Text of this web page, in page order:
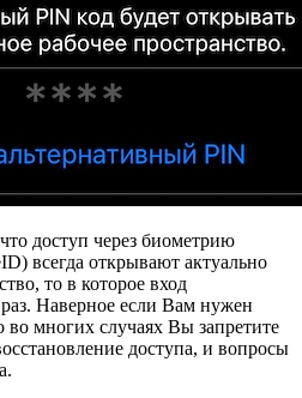
доступ через биометрию
всегда открывают актуально
то в которое вход
Наверное если Вам нужен
во многих случаях Вы запретите
доступа, и вопросы